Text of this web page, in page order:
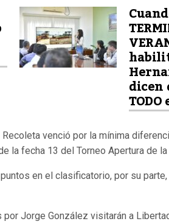
dicen
venció por la mínima
la fecha 13 del Torneo Apertura de
en el clasificatorio, por su
Jorge González visitarán a